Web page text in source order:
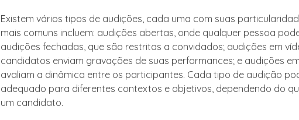
Existem vários tipos de audições, cada uma com suas
mais comuns incluem: audições abertas, onde qualquer pessoa
audições fechadas, que são restritas a convidados; audições em
candidatos enviam gravações de suas performances; e audições
avaliam a dinâmica entre os participantes. Cada tipo de audição
adequado para diferentes contextos e objetivos, dependendo do
um candidato.